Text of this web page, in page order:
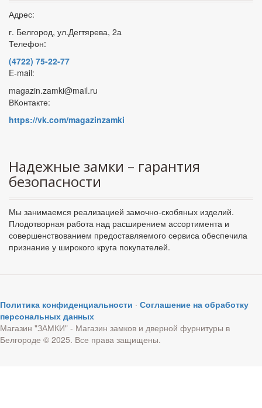
Адрес:
г. Белгород, ул.Дегтярева, 2а
Телефон:
(4722) 75-22-77
E-mail:
magazin.zamki@mail.ru
ВКонтакте:
https://vk.com/magazinzamki
Надежные замки – гарантия
безопасности
Мы занимаемся реализацией замочно-скобяных изделий.
Плодотворная работа над расширением ассортимента и
совершенствованием предоставляемого сервиса обеспечила
признание у широкого круга покупателей.
Политика конфиденциальности · Соглашение на обработку
персональных данных
Магазин "ЗАМКИ" - Магазин замков и дверной фурнитуры в
Белгороде © 2025. Все права защищены.